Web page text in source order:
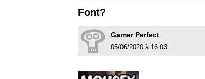
Font?
Gamer Perfect
05/06/2020 à 16:03